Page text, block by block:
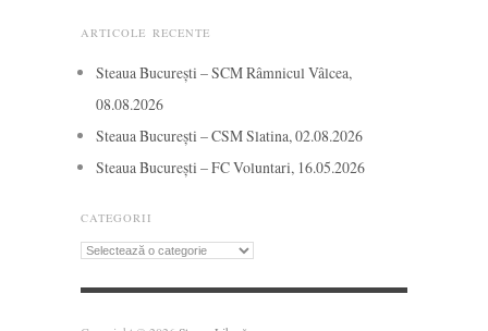
ARTICOLE RECENTE
Steaua București – SCM Râmnicul Vâlcea,
08.08.2026
Steaua București – CSM Slatina, 02.08.2026
Steaua București – FC Voluntari, 16.05.2026
CATEGORII
Categorii